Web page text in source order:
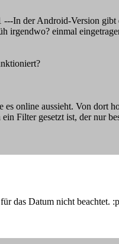
In der Android-Version gibt
irgendwo? einmal
es online aussieht. Von dort
Filter gesetzt ist, der nur
das Datum nicht beachtet.